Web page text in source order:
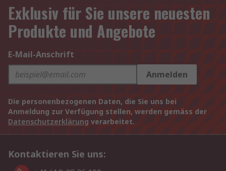
Exklusiv für Sie unsere neuesten
Produkte und Angebote
E-Mail-Anschrift
Anmelden
Die personenbezogenen Daten, die Sie uns bei
Anmeldung zur Verfügung stellen, werden gemäss der
Datenschutzerklärung verarbeitet.
Kontaktieren Sie uns: